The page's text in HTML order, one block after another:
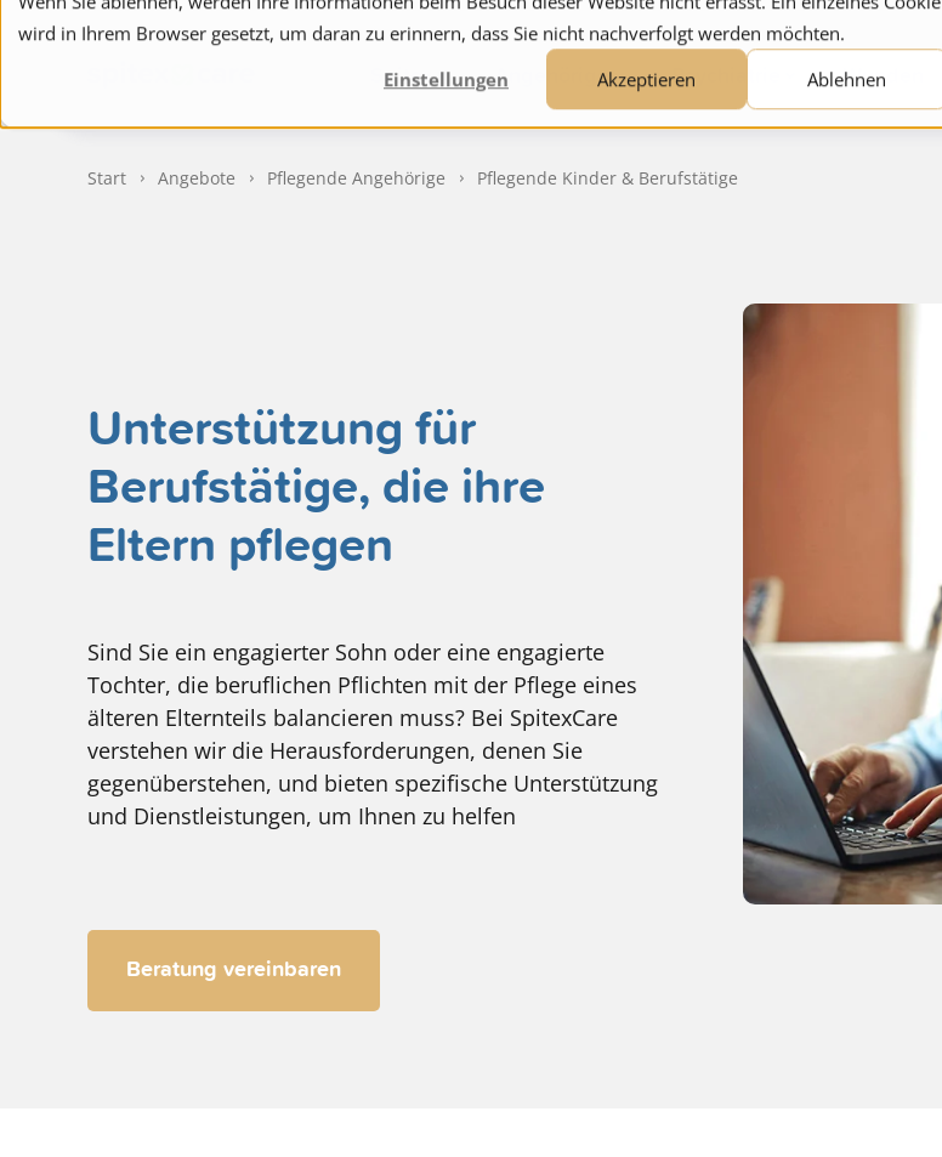
wird in Ihrem Browser gesetzt, um daran zu erinnern, dass Sie nicht nachverfolgt werden möchten.
Einstellungen
Akzeptieren Ablehnen
to navigation
to the content
Spitex Angehörige Psychiatrie Wunden
Start Angebote Pflegende Angehörige Pflegende Kinder & Berufstätige
Unterstützung für
Berufstätige, die ihre
Eltern pflegen
Sind Sie ein engagierter Sohn oder eine engagierte
Tochter, die beruflichen Pflichten mit der Pflege eines
älteren Elternteils balancieren muss? Bei SpitexCare
verstehen wir die Herausforderungen, denen Sie
gegenüberstehen, und bieten spezifische Unterstützung
und Dienstleistungen, um Ihnen zu helfen
Beratung vereinbaren